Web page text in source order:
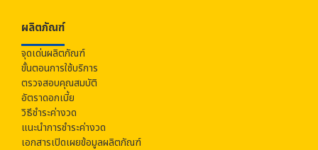
ผลิตภัณฑ์
จุดเด่นผลิตภัณฑ์
ขั้นตอนการใช้บริการ
ตรวจสอบคุณสมบัติ
อัตราดอกเบี้ย
วิธีชำระค่างวด
แนะนำการชำระค่างวด
เอกสารเปิดเผยข้อมูลผลิตภัณฑ์